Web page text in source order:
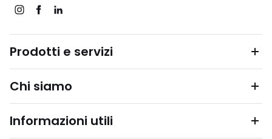
Prodotti e servizi
Chi siamo
Informazioni utili